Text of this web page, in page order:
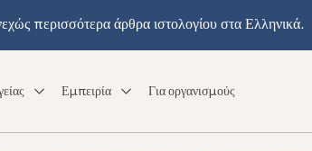
περισσότερα άρθρα ιστολογίου στα Ελληνικά.
Εμπειρία Για οργανισμούς